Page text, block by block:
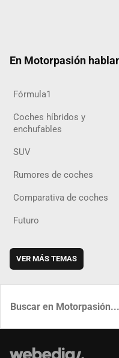
En Motorpasión
Fórmula1
Coches híbridos y
enchufables
SUV
Rumores de coches
Comparativa de coches
Futuro
VER MÁS TEMAS